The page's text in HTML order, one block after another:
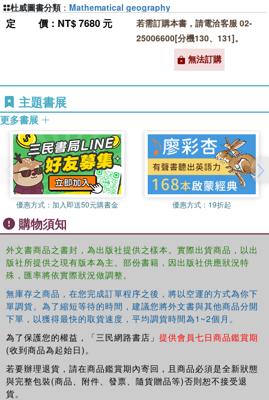
定價 ：NT$ 7680 元
若需訂購本書，請電洽客服 02-
25006600[分機130、131]。
無法訂購
杜威圖書分類 ： Mathematical geography
主題書展
更多書展
優惠方式： 加入即送50元購書金 優惠方式： 19折起
購物須知
外文書商品之書封，為出版社提供之樣本。實際出貨商品，以出
版社所提供之現有版本為主。部份書籍，因出版社供應狀況特
殊，匯率將依實際狀況做調整。
無庫存之商品，在您完成訂單程序之後，將以空運的方式為你下
單調貨。為了縮短等待的時間，建議您將外文書與其他商品分開
下單，以獲得最快的取貨速度，平均調貨時間為1~2個月。
為了保護您的權益，「三民網路書店」 提供會員七日商品鑑賞期
(收到商品為起始日)。
若要辦理退貨，請在商品鑑賞期內寄回，且商品必須是全新狀態
與完整包裝(商品、附件、發票、隨貨贈品等)否則恕不接受退
貨。